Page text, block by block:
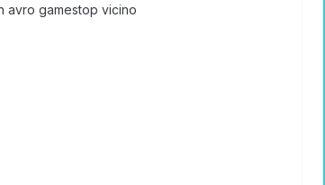
avro gamestop vicino